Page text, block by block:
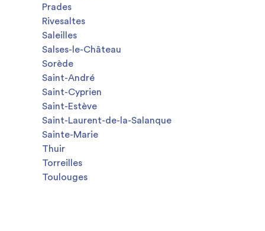
Prades
Rivesaltes
Saleilles
Salses-le-Château
Sorède
Saint-André
Saint-Cyprien
Saint-Estève
Saint-Laurent-de-la-Salanque
Sainte-Marie
Thuir
Torreilles
Toulouges